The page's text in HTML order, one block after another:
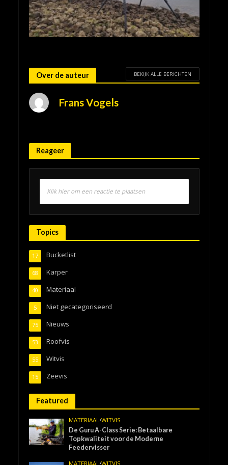
Over de auteur BEKIJK ALLE BERICHTEN
Frans Vogels
Reageer
Klik hier om een reactie te plaatsen
Topics
Bucketlist
17
Karper
68
Materiaal
40
Niet gecategoriseerd
5
Nieuws
75
Roofvis
53
Witvis
55
Zeevis
15
Featured
MATERIAAL•WITVIS
De Guru A-Class Serie: Betaalbare
Topkwaliteit voor de Moderne
Feedervisser
MATERIAAL•WITVIS